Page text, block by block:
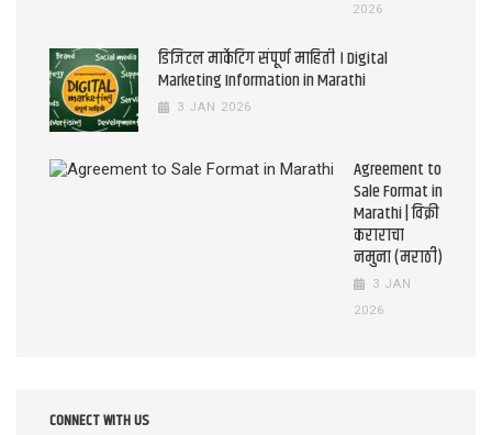
2026
डिजिटल मार्केटिंग संपूर्ण माहिती । Digital
Marketing Information in Marathi
3 JAN 2026
Agreement to
Sale Format in
Marathi | विक्री
कराराचा
नमुना (मराठी)
3 JAN
2026
CONNECT WITH US